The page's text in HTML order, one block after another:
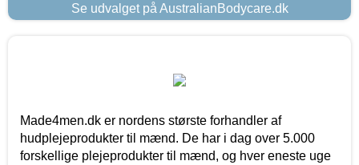
Se udvalget på AustralianBodycare.dk
Made4men.dk er nordens største forhandler af
hudplejeprodukter til mænd. De har i dag over 5.000
forskellige plejeprodukter til mænd, og hver eneste uge